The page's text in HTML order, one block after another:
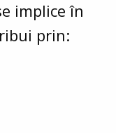
implice în
prin: